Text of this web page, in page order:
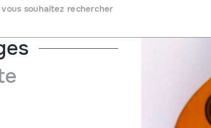
souhaitez rechercher
->Pincées